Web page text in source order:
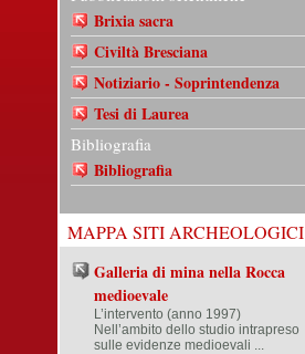
Brixia sacra
Civiltà Bresciana
Notiziario - Soprintendenza
Tesi di Laurea
Bibliografia
Bibliografia
MAPPA SITI ARCHEOLOGICI
Galleria di mina nella Rocca
medioevale
L’intervento (anno 1997)
Nell’ambito dello studio intrapreso
sulle evidenze medioevali ...